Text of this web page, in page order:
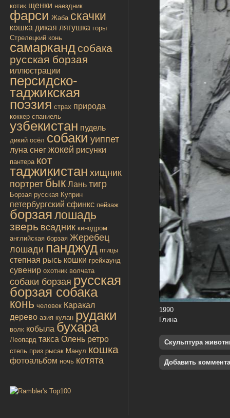
котик щенки наездник
фарси Жаба скачки
кошка дикая лягушка горы
Стрелецкий конь
самарканд собака
русская борзая
иллюстрации
персидско-
таджикская
поэзия страх природа
коккер спаниель
узбекистан пудель
дикий осёл собаки уиппет
луна снег жокей рисунки
пантера кот
таджикистан хищник
портрет бык Лань тигр
Борзая русская Куприн
петербургский сфинкс пейзаж
борзаялошадь
зверь всадник кинодром
английская борзая Жеребец
лошади панджуд птицы
степная рысь кошки грейхаунд
сувенир охотник волчата
собаки борзая русская
борзая собака
конь человек Каракал
дерево азия кулан рудаки
волк кобыла бухара
Леопард такса Олень ретро
степь приз рысак Манул кошка
фотоальбом ночь котята
1990
Глина
Скульптура
Добавить